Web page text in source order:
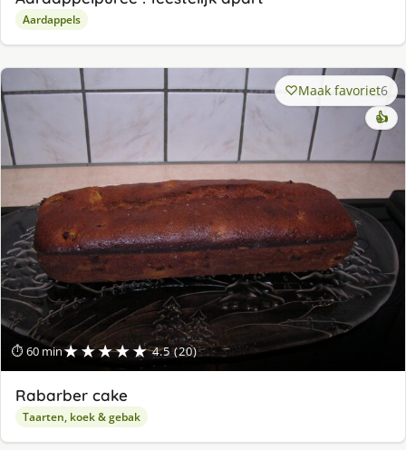
Aardappels
⏱ 60 min★★★★★ 4.5 (20)
Maak favoriet6
👍
Rabarber cake
Taarten, koek & gebak